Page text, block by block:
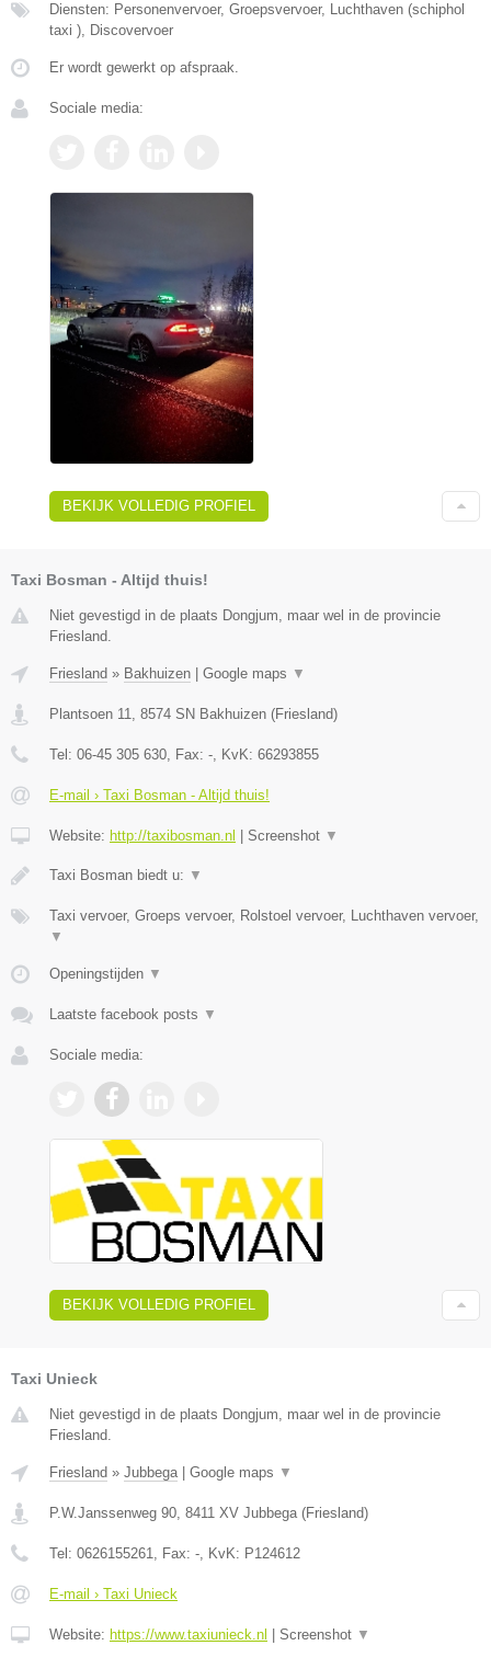
Diensten: Personenvervoer, Groepsvervoer, Luchthaven (schiphol
taxi ), Discovervoer
Er wordt gewerkt op afspraak.
Sociale media:
BEKIJK VOLLEDIG PROFIEL
Taxi Bosman - Altijd thuis!
Niet gevestigd in de plaats Dongjum, maar wel in de provincie
Friesland.
Friesland » Bakhuizen Google maps ▼
Plantsoen 11, 8574 SN Bakhuizen (Friesland)
Tel: 06-45 305 630, Fax: -, KvK: 66293855
E-mail › Taxi Bosman - Altijd thuis!
Website: http://taxibosman.nl Screenshot ▼
Taxi Bosman biedt u: ▼
Taxi vervoer, Groeps vervoer, Rolstoel vervoer, Luchthaven vervoer,
▼
Openingstijden ▼
Laatste facebook posts ▼
Sociale media:
BEKIJK VOLLEDIG PROFIEL
Taxi Unieck
Niet gevestigd in de plaats Dongjum, maar wel in de provincie
Friesland.
Friesland » Jubbega| Google maps ▼
P.W.Janssenweg 90, 8411 XV Jubbega(Friesland)
Tel: 0626155261, Fax: -, KvK: P124612
E-mail › Taxi Unieck
Website: https://www.taxiunieck.nl Screenshot ▼